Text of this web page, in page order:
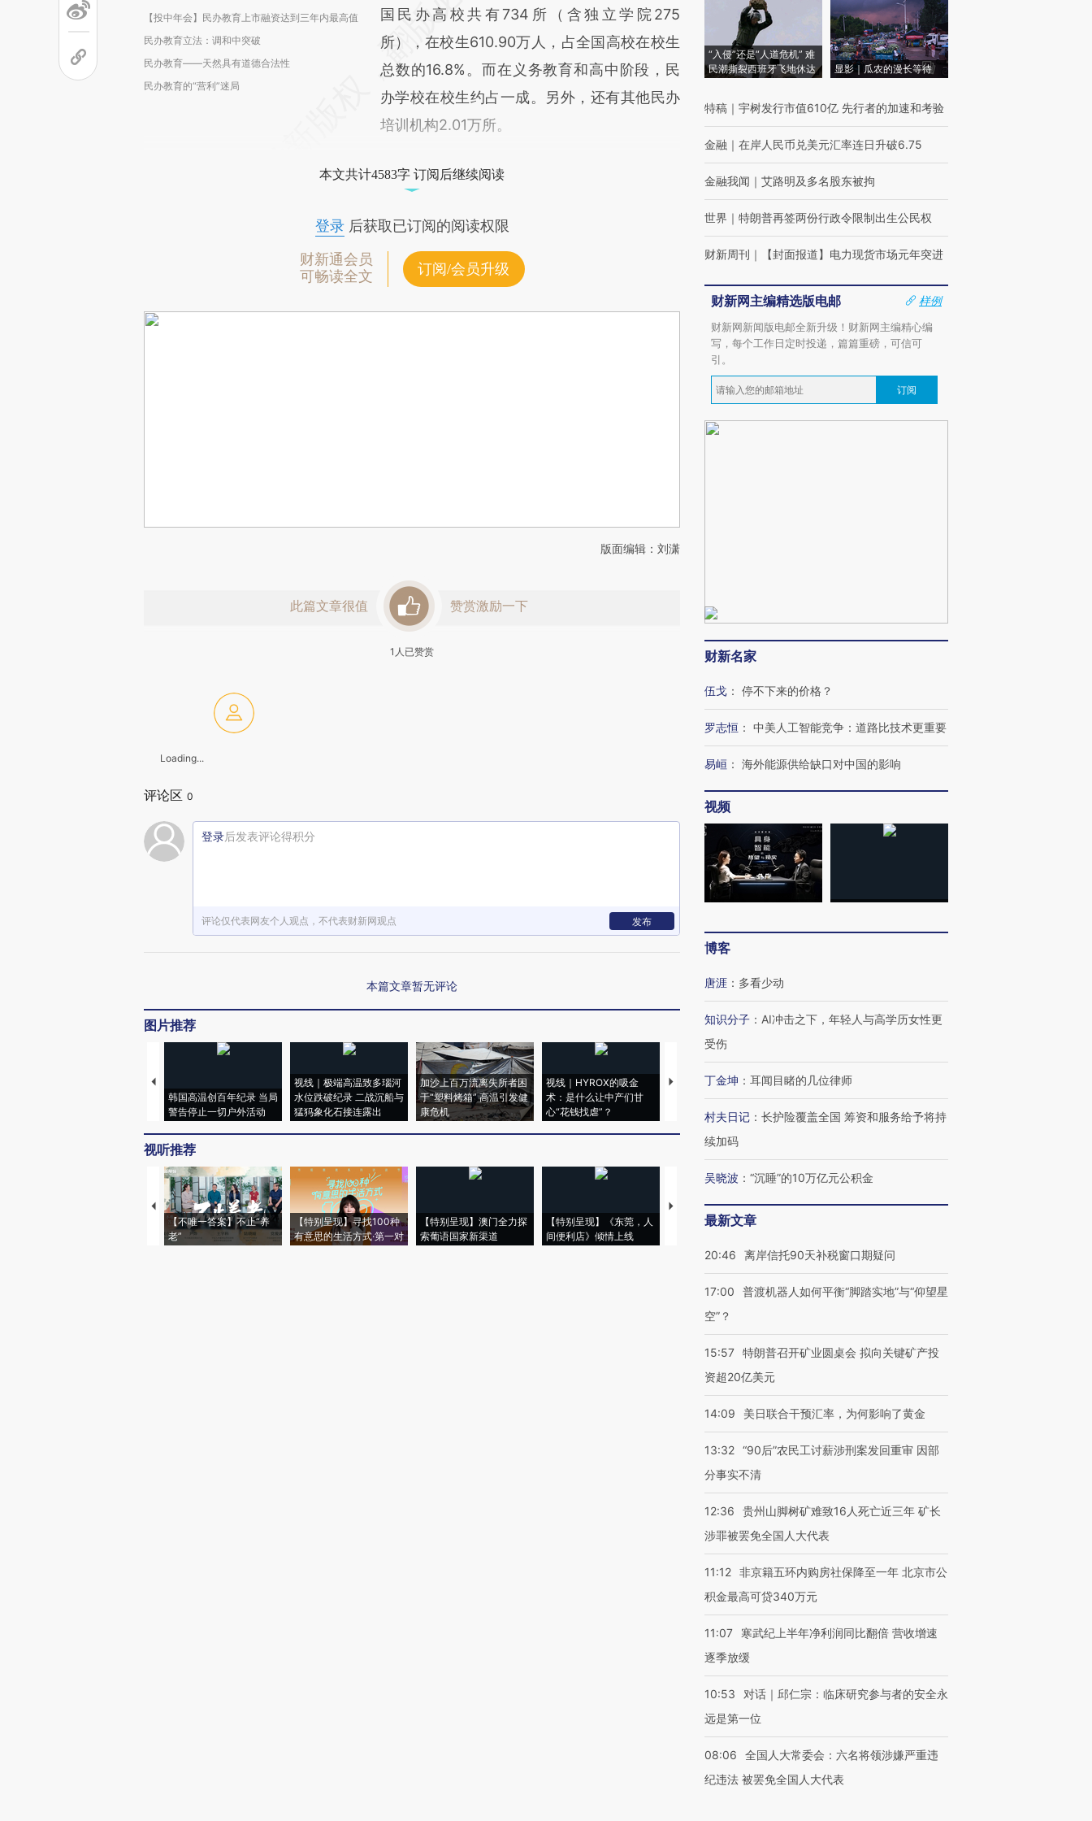
【投中年会】民办教育上市融资达到三年内最高值
民办教育立法：调和中突破
民办教育——天然具有道德合法性
民办教育的“营利”迷局
国民办高校共有734所（含独立学院275
所），在校生610.90万人，占全国高校在校生
总数的16.8%。而在义务教育和高中阶段，民
办学校在校生约占一成。另外，还有其他民办
培训机构2.01万所。
本文共计4583字 订阅后继续阅读
登录后获取已订阅的阅读权限
财新通会员
可畅读全文
订阅/会员升级
版面编辑：刘潇
此篇文章很值 赞赏激励一下
1 人已赞赏
Loading...
评论区 0
登录后发表评论得积分
评论仅代表网友个人观点，不代表财新网观点 发布
本篇文章暂无评论
图片推荐
韩国高温创百年纪录 当局
警告停止一切户外活动
视线｜极端高温致多瑙河
水位跌破纪录 二战沉船与
猛犸象化石接连露出
加沙上百万流离失所者困
于“塑料烤箱” 高温引发健
康危机
视线｜HYROX的吸金
术：是什么让中产们甘
心“花钱找虐”？
马航飞行员跨国走私7万
粒摇头丸 尿检体内含3种
视线｜被称为“蟑螂”的印
度Z世代 用街头抗争将教
育部长拱下台
机”？难民潮撕裂西班牙
飞地休达
视听推荐
【不唯一答案】不止“养
老”
【特别呈现】寻找100种
有意思的生活方式·第一对
【特别呈现】澳门全力探
索葡语国家新渠道
【特别呈现】《东莞，人
间便利店》倾情上线
【推广】走进第四届链博
会，让数智科技“链”接产
【商旅对话】华住集团
“入侵”还是“人道危机” 难
民潮撕裂西班牙飞地休达
显影｜瓜农的漫长等待
特稿 ｜ 宇树发行市值610亿 先行者的加速和考验
金融 ｜ 在岸人民币兑美元汇率连日升破6.75
金融我闻 ｜ 艾路明及多名股东被拘
世界 ｜ 特朗普再签两份行政令限制出生公民权
财新周刊 ｜ 【封面报道】电力现货市场元年突进
财新网主编精选版电邮
样例
财新网新闻版电邮全新升级！财新网主编精心编
写，每个工作日定时投递，篇篇重磅，可信可
引。
订阅
财新名家
伍戈 ： 停不下来的价格？
罗志恒 ： 中美人工智能竞争：道路比技术更重要
易峘 ： 海外能源供给缺口对中国的影响
视频
博客
唐涯 ： 多看少动
知识分子 ： AI冲击之下，年轻人与高学历女性更
受伤
丁金坤 ： 耳闻目睹的几位律师
村夫日记 ： 长护险覆盖全国 筹资和服务给予将持
续加码
吴晓波 ： “沉睡”的10万亿元公积金
最新文章
20:46 离岸信托90天补税窗口期疑问
17:00
普渡机器人如何平衡“脚踏实地”与“仰望星
空”？
15:57 特朗普召开矿业圆桌会 拟向关键矿产投
资超20亿美元
14:09 美日联合干预汇率，为何影响了黄金
13:32 “90后”农民工讨薪涉刑案发回重审 因部
分事实不清
12:36
贵州山脚树矿难致16人死亡近三年 矿长
涉罪被罢免全国人大代表
11:12 非京籍五环内购房社保降至一年 北京市公
积金最高可贷340万元
11:07
寒武纪上半年净利润同比翻倍 营收增速
逐季放缓
10:53
对话｜邱仁宗：临床研究参与者的安全永
远是第一位
08:06
全国人大常委会：六名将领涉嫌严重违
纪违法 被罢免全国人大代表